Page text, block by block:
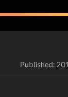
Published: